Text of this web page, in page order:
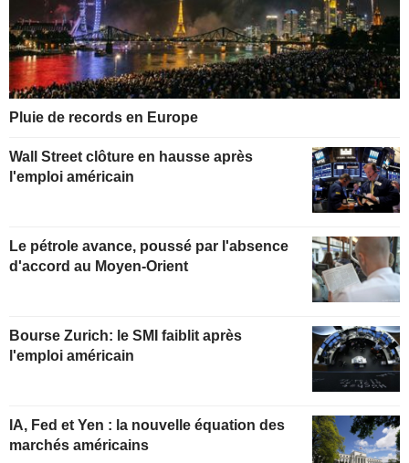
Pluie de records en Europe
Wall Street clôture en hausse après
l'emploi américain
Le pétrole avance, poussé par l'absence
d'accord au Moyen-Orient
Bourse Zurich: le SMI faiblit après
l'emploi américain
IA, Fed et Yen : la nouvelle équation des
marchés américains